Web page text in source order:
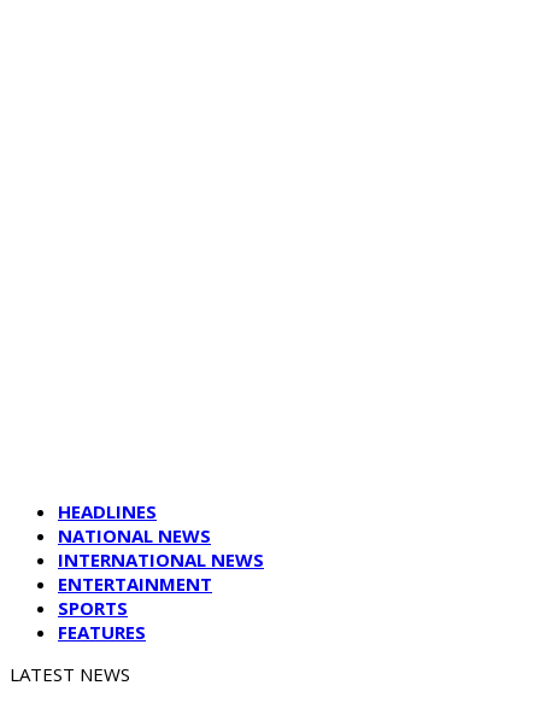
HEADLINES
NATIONAL NEWS
INTERNATIONAL NEWS
ENTERTAINMENT
SPORTS
FEATURES
LATEST NEWS